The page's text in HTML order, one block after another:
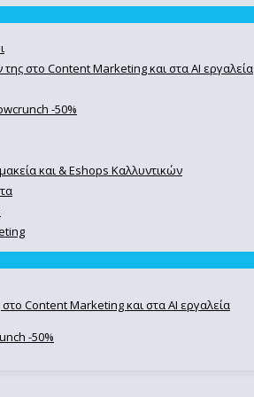
στο Content Marketing και στα AI εργαλεία
-50%
και & Eshops Καλλυντικών
Content Marketing και στα AI εργαλεία
-50%